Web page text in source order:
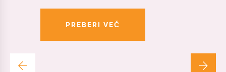
PREBERI VEČ